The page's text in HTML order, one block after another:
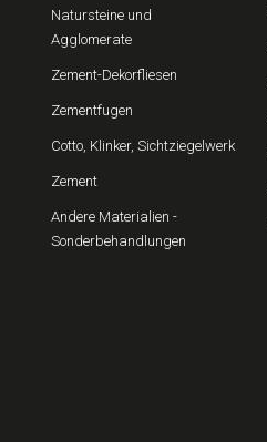
Natursteine und
Agglomerate
Zement-Dekorfliesen
Zementfugen
Cotto, Klinker, Sichtziegelwerk
Zement
Andere Materialien -
Sonderbehandlungen